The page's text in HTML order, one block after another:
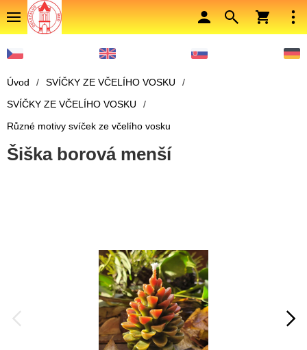
Úvod / SVÍČKY ZE VČELÍHO VOSKU
/
SVÍČKY ZE VČELÍHO VOSKU
/
Různé motivy svíček ze včelího vosku
Šiška borová menší